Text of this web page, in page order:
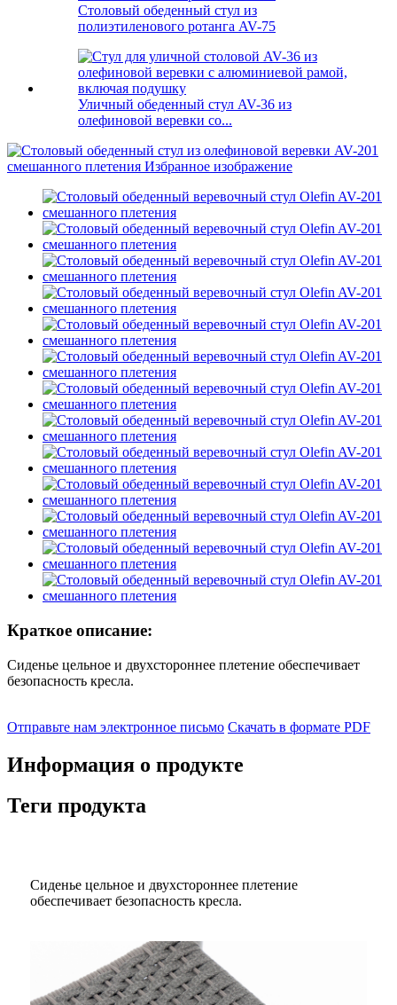
Столовый обеденный стул из
полиэтиленового ротанга AV-75
Уличный обеденный стул AV-36 из
олефиновой веревки со...
Краткое описание:
Сиденье цельное и двухстороннее плетение обеспечивает
безопасность кресла.
Отправьте нам электронное письмо Скачать в формате PDF
Информация о продукте
Теги продукта
Сиденье цельное и двухстороннее плетение
обеспечивает безопасность кресла.